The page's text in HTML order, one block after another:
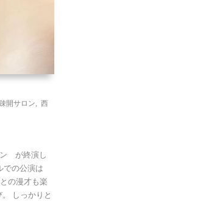
疎開サロン
西
が終演し
での公演は
の漫才も楽
しっかりと